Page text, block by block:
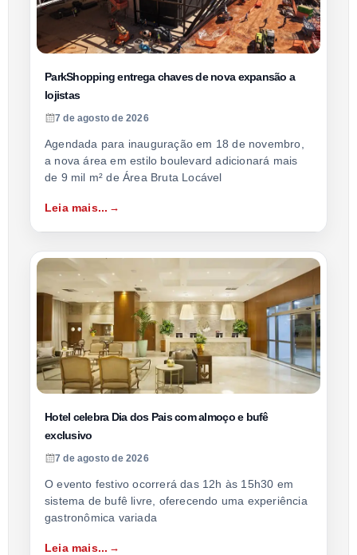
ParkShopping entrega chaves de nova expansão a
lojistas
7 de agosto de 2026
Agendada para inauguração em 18 de novembro,
a nova área em estilo boulevard adicionará mais
de 9 mil m² de Área Bruta Locável
Leia mais...
Hotel celebra Dia dos Pais com almoço e bufê
exclusivo
7 de agosto de 2026
O evento festivo ocorrerá das 12h às 15h30 em
sistema de bufê livre, oferecendo uma experiência
gastronômica variada
Leia mais...